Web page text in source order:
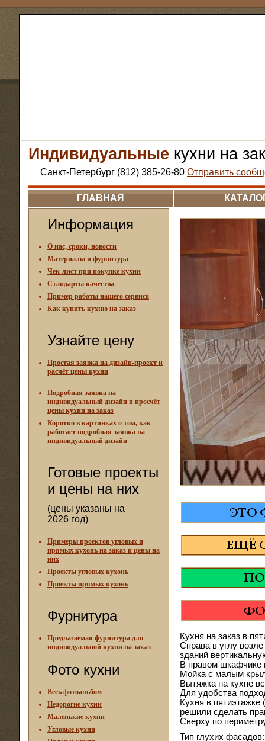
Индивидуальные кухни на
Санкт-Петербург (812) 385-26-80 Отправить
ГЛАВНАЯ
Информация
О нас, сроки, новости
Материалы и фурнитура
Чек-лист при покупке кухни
Стандарты качества
Пример работы нашего сервиса
Как купить кухню на заказ
Узнайте цену
Простая заявка на дизайн-проект и
расчёт цены кухни
Подробная заявка на
индивидуальный дизайн и просчёт
цены кухни на заказ
Коротко в картинках о том, как
работает подробная заявка на
индивидуальный дизайн
Готовые проекты
и цены на них
(цены указаны на
2026 год)
Примеры проектов угловых и
прямых кухонь на заказ и цены на
них
Проекты угловых кухонь
Проекты прямых кухонь
Фурнитура
Предлагаемая фурнитура для
индивидуальной кухни на заказ
Фото кухни
Весь фотоальбом
Недорогие кухни
Маленькие кухни
Угловые кухни
Кухня на заказ в
Справа в углу
зданий
В правом шкафчике
Мойка с малым
Вытяжка на кухне
Для удобства
Кухня в пятиэтажке
решили сделать
Сверху по
Тип глухих